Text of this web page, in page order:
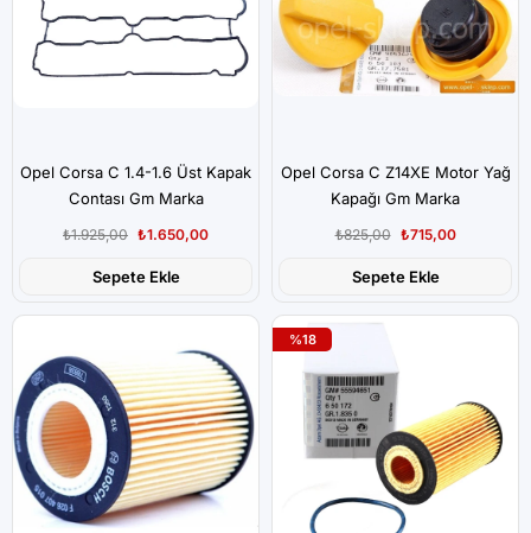
Opel Corsa C 1.4-1.6 Üst Kapak
Contası Gm Marka
₺1.650,00
₺1.925,00
Sepete Ekle
Opel Corsa C Z14XE Motor Yağ
Kapağı Gm Marka
₺715,00
₺825,00
Sepete Ekle
%18